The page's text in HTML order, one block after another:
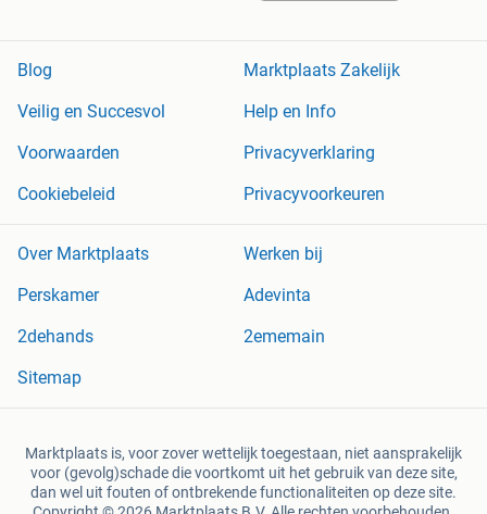
Blog
Marktplaats Zakelijk
Veilig en Succesvol
Help en Info
Voorwaarden
Privacyverklaring
Cookiebeleid
Privacyvoorkeuren
Over Marktplaats
Werken bij
Perskamer
Adevinta
2dehands
2ememain
Sitemap
Marktplaats is, voor zover wettelijk toegestaan, niet aansprakelijk
voor (gevolg)schade die voortkomt uit het gebruik van deze site,
dan wel uit fouten of ontbrekende functionaliteiten op deze site.